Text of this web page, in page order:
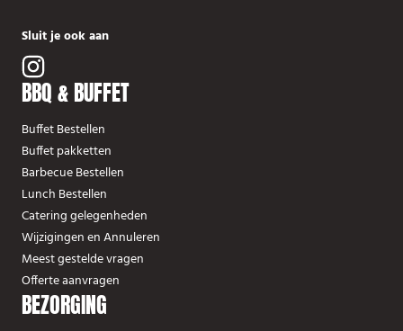
Sluit je ook aan
BBQ & BUFFET
Buffet Bestellen
Buffet pakketten
Barbecue Bestellen
Lunch Bestellen
Catering gelegenheden
Wijzigingen en Annuleren
Meest gestelde vragen
Offerte aanvragen
BEZORGING